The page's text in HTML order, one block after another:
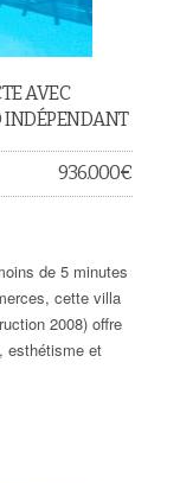
AVEC
INDÉPENDANT
936.000€
de 5 minutes
cette villa
2008) offre
esthétisme et